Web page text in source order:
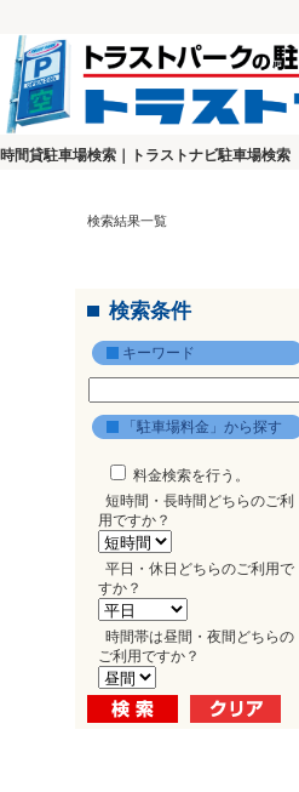
時間貸駐車場検索｜トラストナビ駐車場検索
検索結果一覧
検索条件
キーワード
「駐車場料金」から探す
料金検索を行う。
短時間・長時間どちらのご利
用ですか？
平日・休日どちらのご利用で
すか？
時間帯は昼間・夜間どちらの
ご利用ですか？